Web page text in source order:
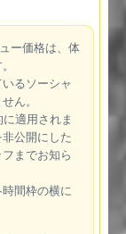
ー価格は、体
るソーシャ
ん。
適用されま
公開にした
までお知ら
間枠の横に